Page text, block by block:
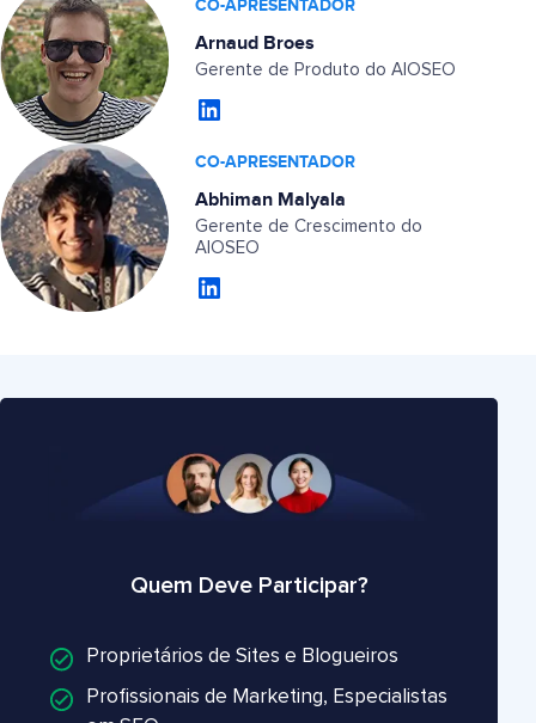
CO-APRESENTADOR
Arnaud Broes
Gerente de Produto do AIOSEO
CO-APRESENTADOR
Abhiman Malyala
Gerente de Crescimento do
AIOSEO
Quem Deve Participar?
Proprietários de Sites e Blogueiros
Profissionais de Marketing, Especialistas